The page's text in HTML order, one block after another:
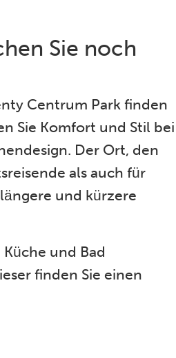
Sie noch
Centrum Park finden
Sie Komfort und Stil bei
Der Ort, den
als auch für
und kürzere
und Bad
finden Sie einen